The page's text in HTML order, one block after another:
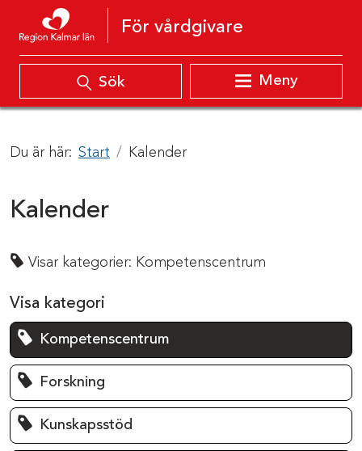
Hoppa till innehåll
För vårdgivare
Sök Meny
Du är här: Start Kalender
Kalender
Visar kategorier: Kompetenscentrum
Visa kategori
Kompetenscentrum
Forskning
Kunskapsstöd